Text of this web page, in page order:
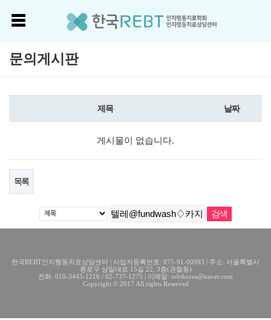
문의게시판
제목 날짜
게시물이 없습니다.
목록
한국REBT인지행동치료상담센터 | 사업자등록번호: 875-91-00983 | 주소: 서울특별시
종로구 삼일대로 15길 22, 3층(관철동)
전화: 010-3443-1216 / 02-737-1275 | 이메일: rebtkorea@naver.com
Copyright © 2017 All rights Reserved